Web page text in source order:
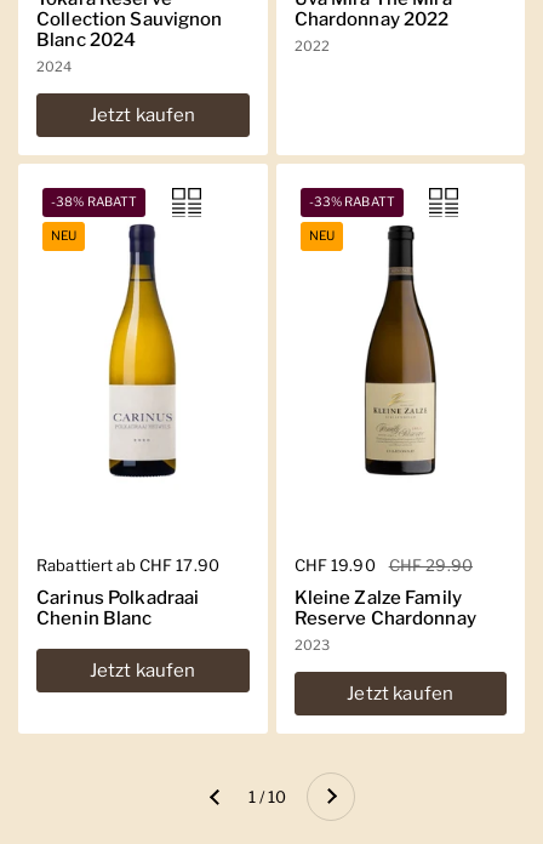
Collection Sauvignon
Blanc 2024
2024
Jetzt kaufen
Chardonnay 2022
2022
Regulärer Preis
Rabattiert ab CHF 17.90
Carinus Polkadraai
Chenin Blanc
Jetzt kaufen
-38% RABATT
NEU
Regulärer Preis
CHF 19.90 Sale-Preis
CHF 29.90
Kleine Zalze Family
Reserve Chardonnay
2023
Jetzt kaufen
-33% RABATT
NEU
Zurück 1 / 10 Weiter